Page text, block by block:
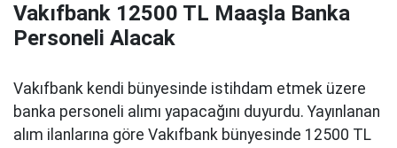
Vakıfbank 12500 TL Maaşla Banka
Personeli Alacak
Vakıfbank kendi bünyesinde istihdam etmek üzere
banka personeli alımı yapacağını duyurdu. Yayınlanan
alım ilanlarına göre Vakıfbank bünyesinde 12500 TL